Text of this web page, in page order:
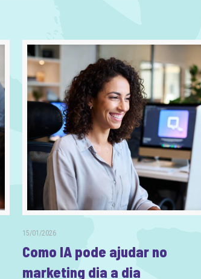
15/01/2026
Como IA pode ajudar no
marketing dia a dia